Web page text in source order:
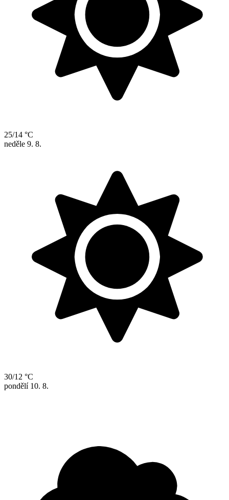
25/14 °C
neděle 9. 8.
30/12 °C
pondělí 10. 8.